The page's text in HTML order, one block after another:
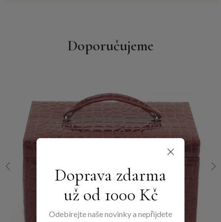
Doporučujeme
Doprava zdarma
už od 1000 Kč
Odebírejte naše novinky a nepřijdete